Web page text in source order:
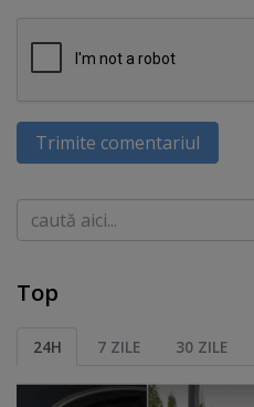
Trimite comentariul
Caută
Top
24H 7 ZILE 30 ZILE